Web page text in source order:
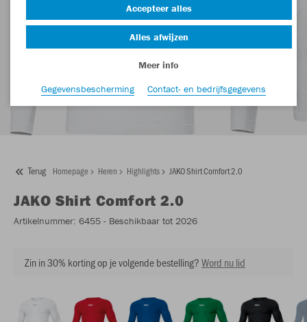
Terug Homepage Heren Highlights JAKO Shirt Comfort 2.0
JAKO Shirt Comfort 2.0
Artikelnummer: 6455 - Beschikbaar tot 2026
Zin in 30% korting op je volgende bestelling?Word nu lid
Accepteer alles
Alles afwijzen
Meer info
Gegevensbescherming
Contact- en bedrijfsgegevens